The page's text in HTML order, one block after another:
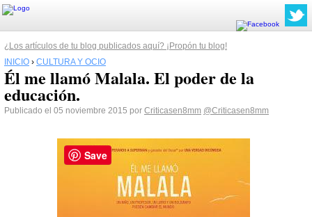
¿Los artículos de tu blog publicados aquí? ¡Propón tu blog!
INICIO › CULTURA Y OCIO
Él me llamó Malala. El poder de la
educación.
Publicado el 05 noviembre 2015 por Criticasen8mm @Criticasen8mm
Save